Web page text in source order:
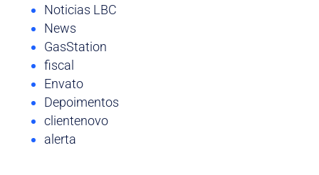
Noticias LBC
News
GasStation
fiscal
Envato
Depoimentos
clientenovo
alerta